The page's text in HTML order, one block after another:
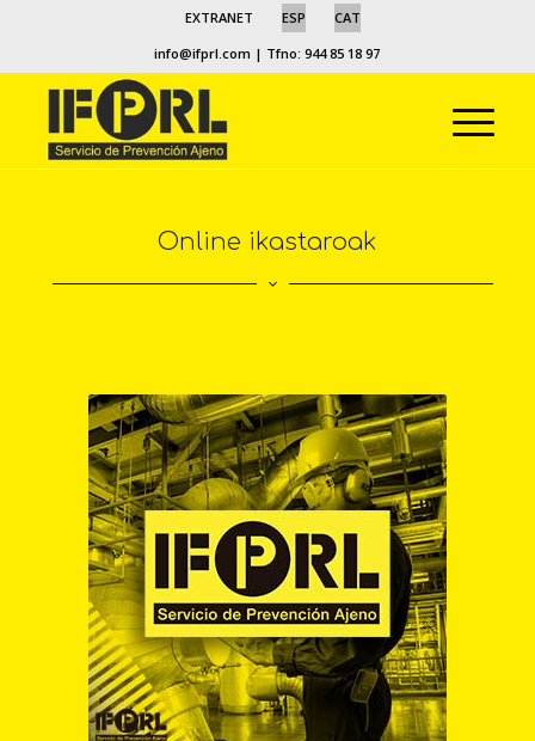
EXTRANET ESP
CAT
info@ifprl.com | Tfno: 944 85 18 97
Online ikastaroak